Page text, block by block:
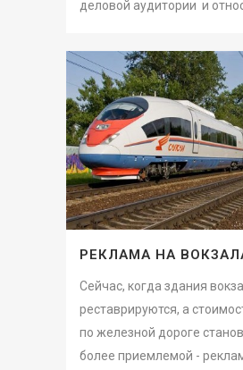
деловой аудитории и
РЕКЛАМА НА
Сейчас, когда здания
реставрируются, а
по железной дороге
более приемлемой -